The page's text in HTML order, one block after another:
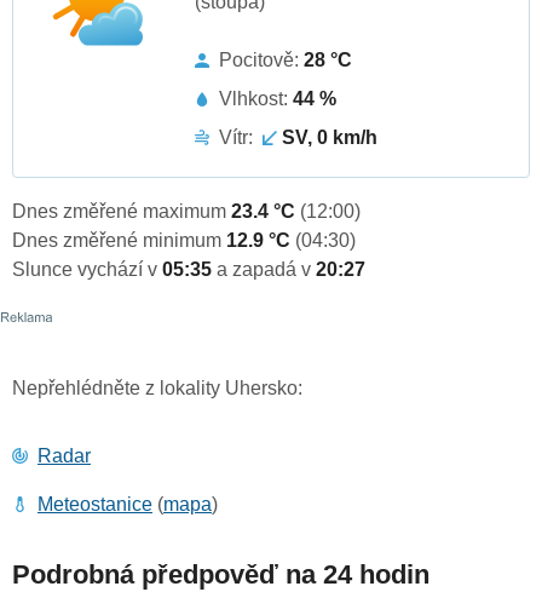
Pocitově: 28 °C
Vlhkost: 44 %
Vítr:
SV, 0 km/h
Dnes změřené maximum 23.4 °C (12:00)
Dnes změřené minimum 12.9 °C (04:30)
Slunce vychází v 05:35 a zapadá v 20:27
Nepřehlédněte z lokality Uhersko:
Radar
Meteostanice (mapa)
Podrobná předpověď na 24 hodin